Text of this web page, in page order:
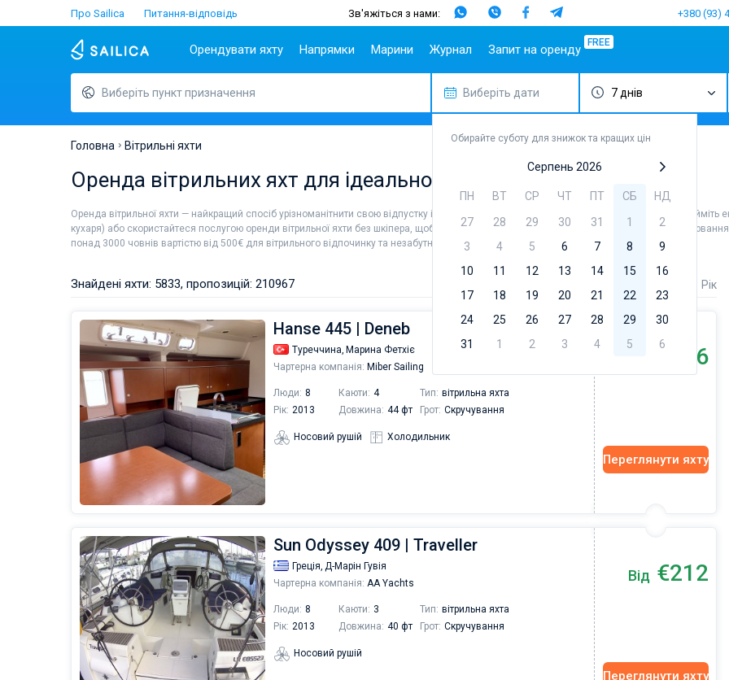
Про Sailica Питання-відповідь Зв'яжіться з нами: +380 (93)
Орендувати яхту
Популярні країни
Греція
Туреччина
Франція
Сейшели
Багами
напрямки
Задар
Сицилія
Популярні
марини
Марина Алімос
Марина Далмація
D-Marin Гувія
Марина Баотік
Марина Кастела
ACI Марина
Дубровник
бренди
Dufour
Lagoon
Напрямки
Хорватія
Дубровник
Біоград
Корфу
острови
Канарія
Тенеріфе
Балеарські
Португалія
острови
Італія
Сардинія
Салерно
Амальфі
Марини Журнал
Чартер
Запит на оренду FREE
Виберіть пункт призначення Виберіть дати
Обирайте суботу для знижок та кращих цін
Серпень 2026
ПН ВТ СР ЧТ ПТ СБ
НД
27
28 29 30 31 1
2
3
4 5 6 7 8
9
10
11 12 13 14 15
16
17
18 19 20 21 22
23
24
25 26 27 28 29
30
31
1 2 3 4 5 6
7 днів
Головна Вітрильні яхти
Оренда вітрильних яхт для ідеального відпочинку
Оренда вітрильної яхти — найкращий спосіб урізноманітнити свою відпустку і насолодитися незабутніми морськими краєвидами. Найміть
кухаря) або скористайтеся послугою оренди вітрильної яхти без шкіпера, щоб особисто керувати судном. Наша база даних для бронювання
понад 3000 човнів вартістю від 500€ для вітрильного відпочинку та незабутньої подорожі.
Знайдені яхти: 5833, пропозицій: 210967 Рік
Hanse 445 | Deneb
Туреччина, Марина Фетхіє
Чартерна компанія: Miber Sailing
Люди: 8 Каюти: 4 Тип: вітрильна яхта
Рік: 2013 Довжина: 44 фт Грот: Скручування
Носовий рушій Холодильник
€186
Переглянути яхту
Sun Odyssey 409 | Traveller
Греція, Д-Марін Гувія
Чартерна компанія: AA Yachts
Люди: 8 Каюти: 3 Тип: вітрильна яхта
Рік: 2013 Довжина: 40 фт Грот: Скручування
Носовий рушій
Від €212
Переглянути яхту